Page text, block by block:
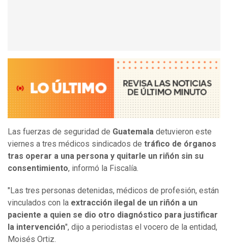
Las fuerzas de seguridad de Guatemala detuvieron este
viernes a tres médicos sindicados de tráfico de órganos
tras operar a una persona y quitarle un riñón sin su
consentimiento, informó la Fiscalía.
"Las tres personas detenidas, médicos de profesión, están
vinculados con la extracción ilegal de un riñón a un
paciente a quien se dio otro diagnóstico para justificar
la intervención", dijo a periodistas el vocero de la entidad,
Moisés Ortiz.